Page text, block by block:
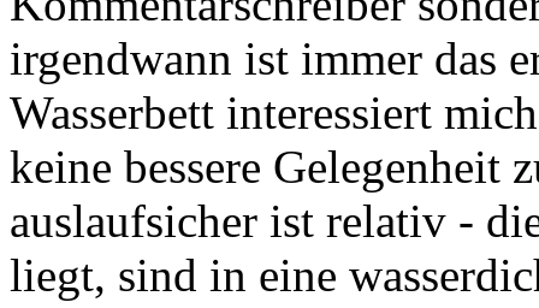
irgendwann ist immer das
Wasserbett interessiert
keine bessere
auslaufsicher ist relativ -
liegt, sind in eine